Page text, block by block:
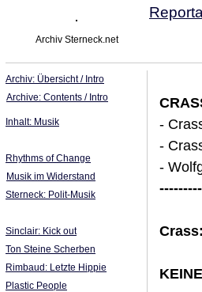
Archiv Sterneck.net
Archiv: Übersicht / Intro
Archive: Contents / Intro
Inhalt: Musik
Rhythms of Change
Musik im Widerstand
Sterneck: Polit-Musik
Sinclair: Kick out
Ton Steine Scherben
Rimbaud: Letzte Hippie
Plastic People
-
-
-
---------
Crass: